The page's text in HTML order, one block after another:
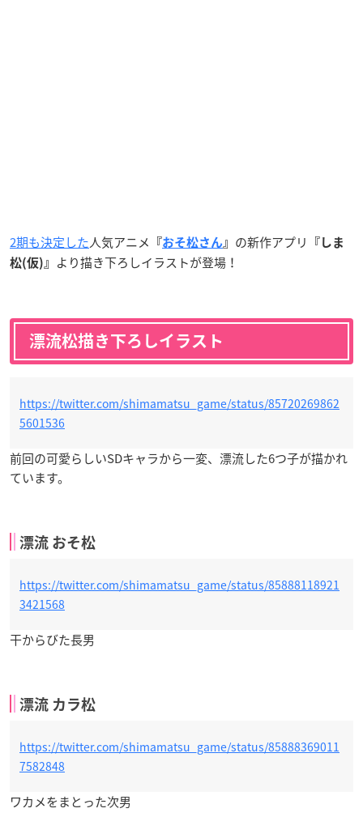
2期も決定した人気アニメ 『おそ松さん 』 の新作アプリ
『しま
松(仮)』
より描き下ろしイラストが登場！
漂流松描き下ろしイラスト
https://twitter.com/shimamatsu_game/status/85720269862
5601536
前回の可愛らしいSDキャラから一変、漂流した6つ子が描かれ
ています。
漂流 おそ松
https://twitter.com/shimamatsu_game/status/85888118921
3421568
干からびた長男
漂流 カラ松
https://twitter.com/shimamatsu_game/status/85888369011
7582848
ワカメをまとった次男